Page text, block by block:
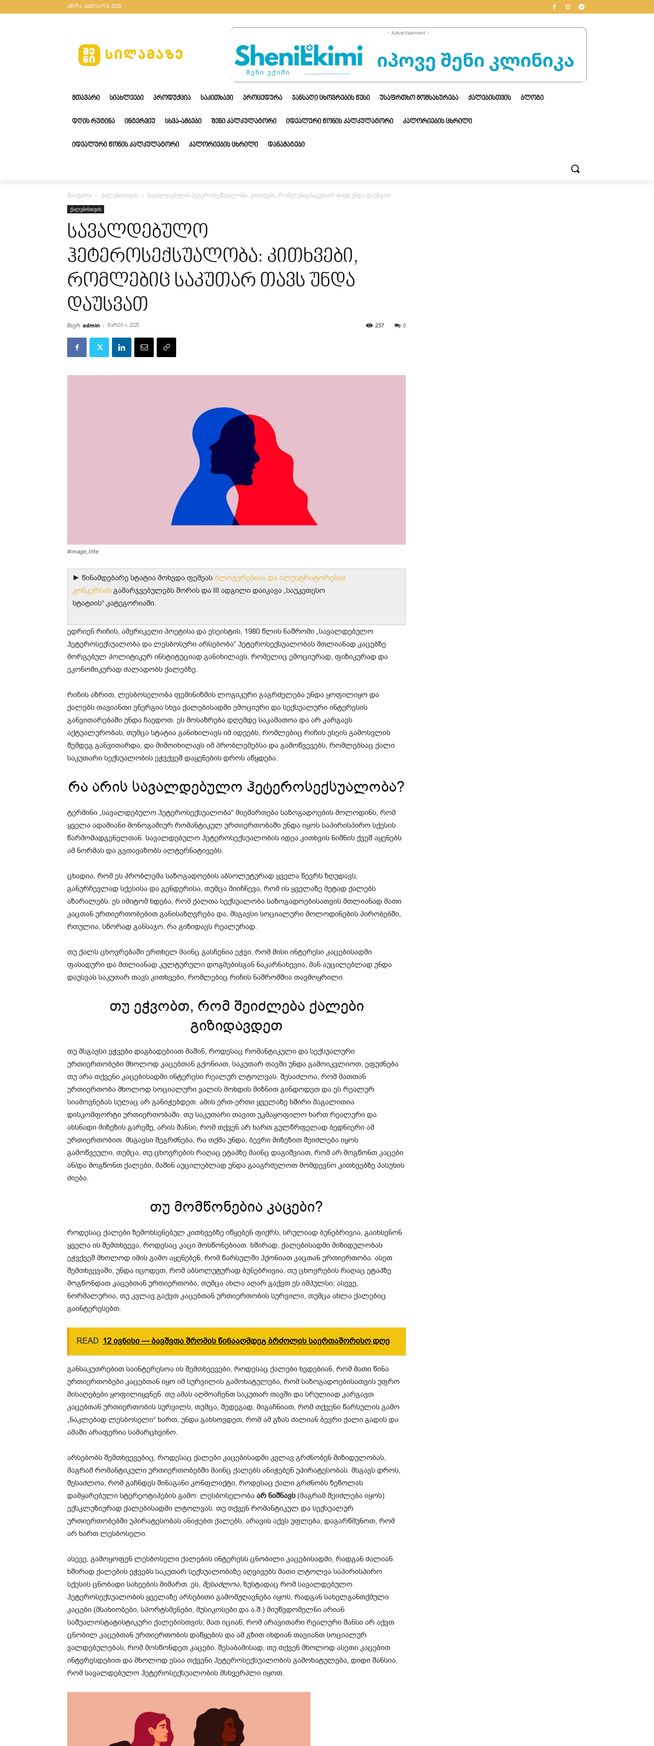
კვირა, აგვისტო 9, 2026
- Advertisement -
ᲛᲗᲐᲕᲐᲠᲘ ᲡᲘᲐᲮᲚᲔᲔᲑᲘ ᲞᲠᲝᲓᲣᲥᲪᲘᲐ ᲡᲐᲙᲘᲗᲮᲐᲕᲘ ᲞᲠᲝᲪᲔᲓᲣᲠᲐ ᲯᲐᲜᲡᲐᲦᲘ ᲪᲮᲝᲕᲠᲔᲑᲘᲡ ᲬᲔᲡᲘ ᲣᲡᲐᲤᲠᲗᲮᲝ ᲛᲝᲛᲡᲐᲮᲣᲠᲔᲑᲐ ᲥᲐᲚᲔᲑᲘᲡᲗᲕᲘᲡ ᲑᲚᲝᲒᲘ
ᲓᲦᲘᲡ ᲠᲣᲢᲘᲜᲐ ᲘᲜᲢᲔᲠᲕᲘᲣ ᲡᲮᲕᲐ-ᲐᲛᲑᲔᲑᲘ ᲨᲔᲜᲘ ᲙᲐᲚᲙᲣᲚᲐᲢᲝᲠᲘ ᲘᲓᲔᲐᲚᲣᲠᲘ ᲬᲝᲜᲘᲡ ᲙᲐᲚᲙᲣᲚᲐᲢᲝᲠᲘ ᲙᲐᲚᲝᲠᲘᲔᲑᲘᲡ ᲪᲮᲠᲘᲚᲘ
ᲘᲓᲔᲐᲚᲣᲠᲘ ᲬᲝᲜᲘᲡ ᲙᲐᲚᲙᲣᲚᲐᲢᲝᲠᲘ ᲙᲐᲚᲝᲠᲘᲔᲑᲘᲡ ᲪᲮᲠᲘᲚᲘ ᲓᲐᲜᲐᲛᲐᲢᲔᲑᲘ
მთავარი ქალებისთვის სავალდებულო ჰეტეროსექსუალობა: კითხვები, რომლებიც საკუთარ თავს უნდა დაუსვათ
ქალებისთვის
სავალდებულო
ჰეტეროსექსუალობა: კითხვები,
რომლებიც საკუთარ თავს უნდა
დაუსვათ
მიერ admin - მარტი 4, 2025 0
237
#image_title
► წინამდებარე სტატია მოხვდა ფემეას ბლოგერებისა და ილუსტრატორების
კონკურსის გამარჯვებულებს შორის და III ადგილი დაიკავა „საუკეთესო
სტატიის“ კატეგორიაში.
ედრიენ რიჩის, ამერიკელი პოეტისა და ესეისტის, 1980 წლის ნაშრომი „სავალდებულო
ჰეტეროსექსუალობა და ლესბოსური არსებობა“ ჰეტეროსექსუალობას მთლიანად კაცებზე
მორგებულ პოლიტიკურ ინსტიტუციად განიხილავს, რომელიც ემოციურად, ფიზიკურად და
ეკონომიკურად ძალადობს ქალებზე.
რიჩის აზრით, ლესბოსელობა ფემინიზმის ლოგიკური გაგრძელება უნდა ყოფილიყო და
ქალებს თავიანთი ენერგია სხვა ქალებისადმი ემოციური და სექსუალური ინტერესის
განვითარებაში უნდა ჩაედოთ. ეს მოსაზრება დღემდე საკამათოა და არ კარგავს
აქტუალურობას, თუმცა სტატია განიხილავს იმ იდეებს, რომლებიც რიჩის ესეის გამოსვლის
შემდეგ განვითარდა, და მიმოიხილავს იმ პრობლემებსა და გამოწვევებს, რომლებსაც ქალი
საკუთარი სექსუალობის ეჭვქვეშ დაყენების დროს აწყდება.
რა არის სავალდებულო ჰეტეროსექსუალობა?
ტერმინი „სავალდებულო ჰეტეროსექსუალობა“ მიემართება საზოგადოების მოლოდინს, რომ
ყველა ადამიანი მონოგამიურ რომანტიკულ ურთიერთობაში უნდა იყოს საპირისპირო სქესის
წარმომადგენელთან. სავალდებულო ჰეტეროსექსუალობის იდეა კითხვის ნიშნის ქვეშ აყენებს
ამ ნორმას და გვთავაზობს ალტერნატივებს.
ცხადია, რომ ეს პრობლემა საზოგადოების აბსოლუტურად ყველა წევრს ზღუდავს,
განურჩევლად სქესისა და გენდერისა, თუმცა მიიჩნევა, რომ ის ყველაზე მეტად ქალებს
აზარალებს. ეს იმიტომ ხდება, რომ ქალთა სექსუალობა საზოგადოებისათვის მთლიანად მათი
კაცთან ურთიერთობებით განისაზღვრება და, მსგავსი სოციალური მოლოდინების პირობებში,
რთულია, სწორად განსაჯო, რა გიზიდავს რეალურად.
თუ ქალს ცხოვრებაში ერთხელ მაინც გასჩენია ეჭვი, რომ მისი ინტერესი კაცებისადმი
ფასადური და მთლიანად კულტურული დოგმებისგან ნაკარნახევია, მან აუცილებლად უნდა
დაუსვას საკუთარ თავს კითხვები, რომლებიც რიჩის ნაშრომშია თავმოყრილი.
თუ ეჭვობთ, რომ შეიძლება ქალები
გიზიდავდეთ
თუ მსგავსი ეჭვები დაგბადებიათ მაშინ, როდესაც რომანტიკული და სექსუალური
ურთიერთობები მხოლოდ კაცებთან გქონიათ, საკუთარ თავში უნდა გამოიკვლიოთ, ეფუძნება
თუ არა თქვენი კაცებისადმი ინტერესი რეალურ ლტოლვას. შესაძლოა, რომ მათთან
ურთიერთობა მხოლოდ სოციალური ვალის მოხდის მიზნით გინდოდეთ და ეს რეალურ
სიამოვნებას სულაც არ განიჭებდეთ. ამის ერთ-ერთი ყველაზე ხშირი მაგალითია
დისკომფორტი ურთიერთობაში. თუ საკუთარი თავით უკმაყოფილო ხართ რეალური და
ახსნადი მიზეზის გარეშე, არის შანსი, რომ თქვენ არ ხართ გულწრფელად ბედნიერი ამ
ურთიერთობით. მსგავსი შეგრძნება, რა თქმა უნდა, ბევრი მიზეზით შეიძლება იყოს
გამოწვეული, თუმცა, თუ ცხოვრების რაღაც ეტაპზე მაინც დაგიშვიათ, რომ არ მოგწონთ კაცები
ან/და მოგწონთ ქალები, მაშინ აუცილებლად უნდა გააგრძელოთ მომდევნო კითხვებზე პასუხის
ძიება.
თუ მომწონებია კაცები?
როდესაც ქალები ზემოხსენებულ კითხვებზე იწყებენ ფიქრს, სრულიად ბუნებრივია, გაიხსენონ
ყველა ის შემთხვევა, როდესაც კაცი მოსწონებიათ. ხშირად, ქალებისადმი მიზიდულობას
ეჭვქვეშ მხოლოდ იმის გამო აყენებენ, რომ წარსულში ჰქონიათ კაცთან ურთიერთობა. ასეთ
შემთხვევაში, უნდა იცოდეთ, რომ აბსოლუტურად ბუნებრივია, თუ ცხოვრების რაღაც ეტაპზე
მოგწონდათ კაცებთან ურთიერთობა, თუმცა ახლა აღარ გაქვთ ეს იმპულსი; ასევე,
ნორმალურია, თუ კვლავ გაქვთ კაცებთან ურთიერთობის სურვილი, თუმცა ახლა ქალებიც
გაინტერესებთ.
READ 12 ივნისი — ბავშვთა შრომის წინააღმდეგ ბრძოლის საერთაშორისო დღე
განსაკუთრებით საინტერესოა ის შემთხვევები, როდესაც ქალები ხვდებიან, რომ მათი წინა
ურთიერთობები კაცებთან იყო იმ სურვილის გამოხატულება, რომ საზოგადოებისათვის უფრო
მისაღებები ყოფილიყვნენ. თუ ამას აღმოაჩენთ საკუთარ თავში და სრულიად კარგავთ
კაცებთან ურთიერთობის სურვილს, თუმცა, შედეგად, მიგაჩნიათ, რომ თქვენი წარსულის გამო
„ნაკლებად ლესბოსელი“ ხართ, უნდა გახსოვდეთ, რომ ამ გზას ძალიან ბევრი ქალი გადის და
ამაში არაფერია სამარცხვინო.
არსებობს შემთხვევებიც, როდესაც ქალები კაცებისადმი კვლავ გრძნობენ მიზიდულობას,
მაგრამ რომანტიკული ურთიერთობებში მაინც ქალებს ანიჭებენ უპირატესობას. მსგავს დროს,
შესაძლოა, რომ გაჩნდეს შინაგანი კონფლიქტი, როდესაც ქალი გრძნობს ზეწოლას
დამყარებული სტერეოტიპების გამო. ლესბოსელობა არ ნიშნავს(მაგრამ შეიძლება იყოს)
ექსკლუზიურად ქალებისადმი ლტოლვას. თუ თქვენ რომანტიკულ და სექსუალურ
ურთიერთობებში უპირატესობას ანიჭებთ ქალებს, არავის აქვს უფლება, დაგარწმუნოთ, რომ
არ ხართ ლესბოსელი.
ასევე, გამოყოფენ ლესბოსელი ქალების ინტერესს ცნობილი კაცებისადმი, რადგან ძალიან
ხშირად ქალების ეჭვებს საკუთარ სექსუალობაზე აღვივებს მათი ლტოლვა საპირისპირო
სქესის ცნობადი სახეების მიმართ. ეს, შესაძლოა, ზუსტადაც რომ სავალდებულო
ჰეტეროსექსუალობის ყველაზე არსებითი გამომჟღავნება იყოს, რადგან სახელგანთქმული
კაცები (მსახიობები, სპორტსმენები, მუსიკოსები და ა.შ.) მიუწვდომელნი არიან
საშუალოსტატისტიკური ქალებისთვის; მათ იციან, რომ არავითარი რეალური შანსი არ აქვთ
ცნობილ კაცებთან ურთიერთობის დაწყების და ამ გზით იხდიან თავიანთ სოციალურ
ვალდებულებას, რომ მოსწონდეთ კაცები. შესაბამისად, თუ თქვენ მხოლოდ ასეთი კაცებით
ინტერესდებით და მხოლოდ ესაა თქვენი ჰეტეროსექსუალობის გამოხატულება, დიდი შანსია,
რომ სავალდებულო ჰეტეროსექსუალობის მსხვერპლი იყოთ.